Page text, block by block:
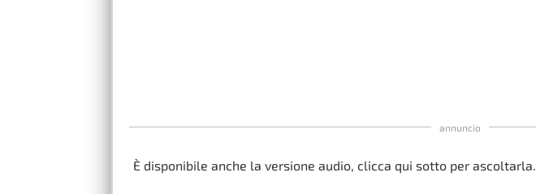
annuncio
È disponibile anche la versione audio, clicca qui sotto per ascoltarla.